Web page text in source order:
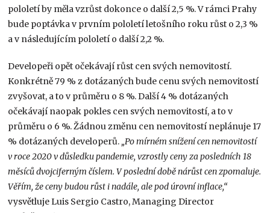
pololetí by měla vzrůst dokonce o další 2,5 %. V rámci Prahy
bude poptávka v prvním pololetí letošního roku růst o 2,3 %
a v následujícím pololetí o další 2,2 %.
Developeři opět očekávají růst cen svých nemovitostí.
Konkrétně 79 % z dotázaných bude cenu svých nemovitostí
zvyšovat, a to v průměru o 8 %. Další 4 % dotázaných
očekávají naopak pokles cen svých nemovitostí, a to v
průměru o 6 %. Žádnou změnu cen nemovitostí neplánuje 17
% dotázaných developerů. „Po mírném snížení cen nemovitostí
v roce 2020 v důsledku pandemie, vzrostly ceny za posledních 18
měsíců dvojciferným číslem. V poslední době nárůst cen zpomaluje.
Věřím, že ceny budou růst i nadále, ale pod úrovní inflace,“
vysvětluje Luis Sergio Castro, Managing Director